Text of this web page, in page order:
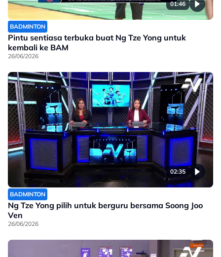
01:46
BADMINTON
Pintu sentiasa terbuka buat Ng Tze Yong untuk
kembali ke BAM
26/06/2026
02:35
BADMINTON
Ng Tze Yong pilih untuk berguru bersama Soong Joo
Ven
26/06/2026